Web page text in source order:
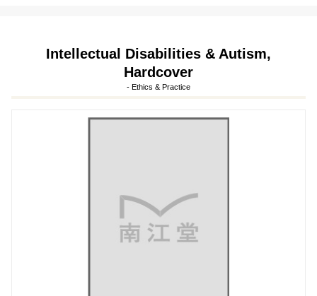
Intellectual Disabilities & Autism,
Hardcover
- Ethics & Practice